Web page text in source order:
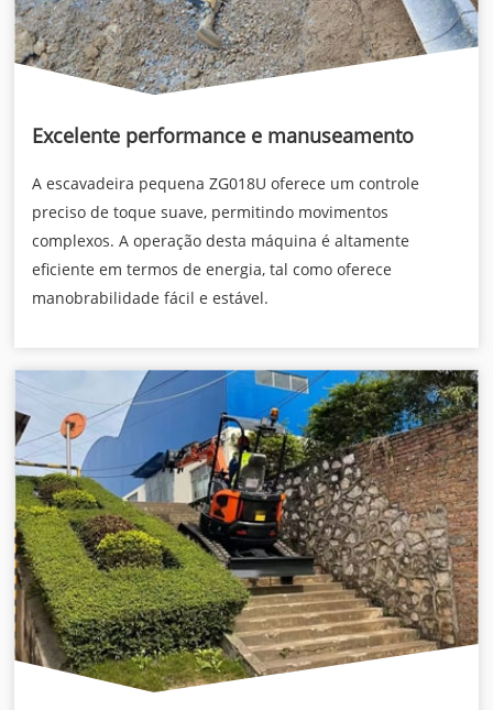
Excelente performance e manuseamento
A escavadeira pequena ZG018U oferece um controle
preciso de toque suave, permitindo movimentos
complexos. A operação desta máquina é altamente
eficiente em termos de energia, tal como oferece
manobrabilidade fácil e estável.